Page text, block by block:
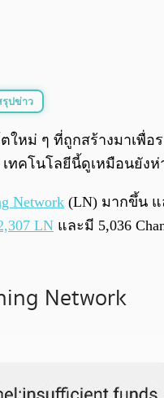
รุปข่าว
ใหม่ ๆ ที่ถูกสร้างมาเพื่อ
เทคโนโลยีนี้ดูเหมือนยั
Network (LN) มากขึ้น
LN และมี 5,036
Network